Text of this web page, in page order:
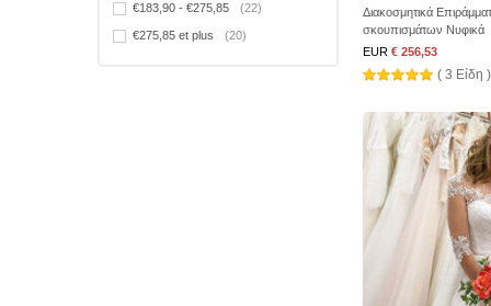
€183,90 - €275,85 (22)
€275,85 et plus (20)
Διακοσμητικά
σκουπισμάτων Νυφικά
EUR € 256,53
( 3 Είδη )